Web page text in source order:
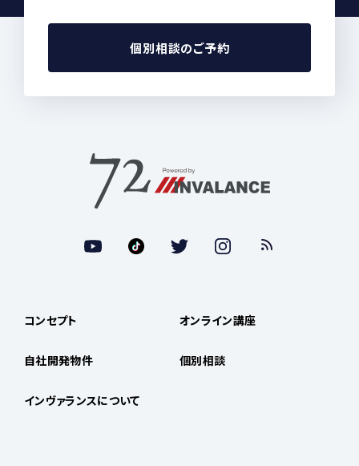
個別相談のご予約
コンセプト
自社開発物件
インヴァランスについて
オンライン講座
個別相談